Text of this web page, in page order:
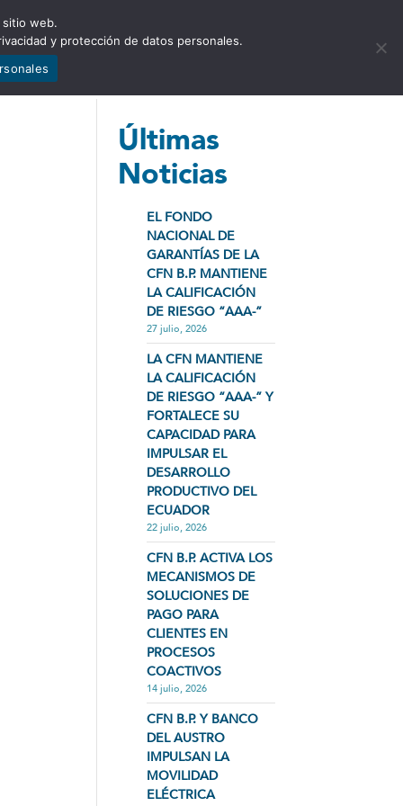
NOTICIAS CONTÁCTENOS
Últimas
Noticias
EL FONDO
NACIONAL DE
GARANTÍAS DE LA
CFN B.P. MANTIENE
LA CALIFICACIÓN
DE RIESGO “AAA-”
27 julio, 2026
LA CFN MANTIENE
LA CALIFICACIÓN
DE RIESGO “AAA-” Y
FORTALECE SU
CAPACIDAD PARA
IMPULSAR EL
DESARROLLO
PRODUCTIVO DEL
ECUADOR
22 julio, 2026
CFN B.P. ACTIVA LOS
MECANISMOS DE
SOLUCIONES DE
PAGO PARA
CLIENTES EN
PROCESOS
COACTIVOS
14 julio, 2026
CFN B.P. Y BANCO
DEL AUSTRO
IMPULSAN LA
MOVILIDAD
ELÉCTRICA
sitio web.
y protección de datos personales.